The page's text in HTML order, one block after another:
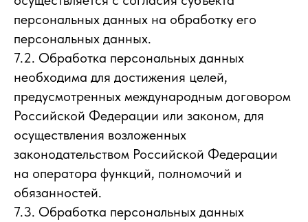
персональных данных на обработку его
персональных данных.
7.2. Обработка персональных данных
необходима для достижения целей,
предусмотренных международным договором
Российской Федерации или законом, для
осуществления возложенных
законодательством Российской Федерации
на оператора функций, полномочий и
обязанностей.
7.3. Обработка персональных данных